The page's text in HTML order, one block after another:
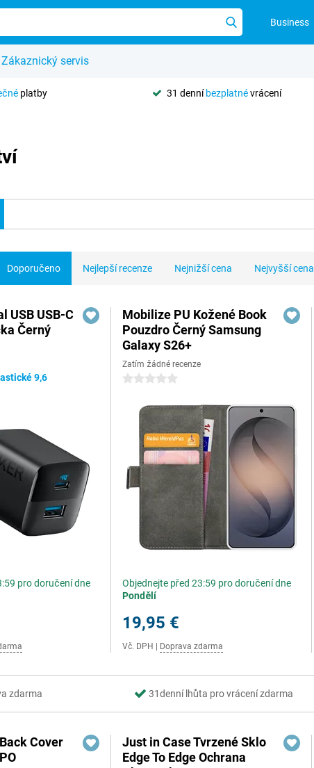
Business
Zákaznický servis
platby 31 denníbezplatnévrácení
Doporučeno Nejlepší recenze Nejnižší cena Nejvyšší cena
USB USB-C
Černý
9,6
pro doručení dne
Mobilize PU Kožené Book
Pouzdro Černý Samsung
Galaxy S26+
Zatím žádné recenze
0 hvězdičky
Objednejte před 23:59 pro doručení dne
Pondělí
19,95 €
Vč. DPH Doprava zdarma
zdarma 31denní lhůta pro vrácení zdarma
Cover
Just in Case Tvrzené Sklo
Edge To Edge Ochrana